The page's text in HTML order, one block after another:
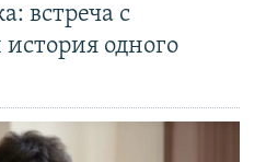
встреча с
одного